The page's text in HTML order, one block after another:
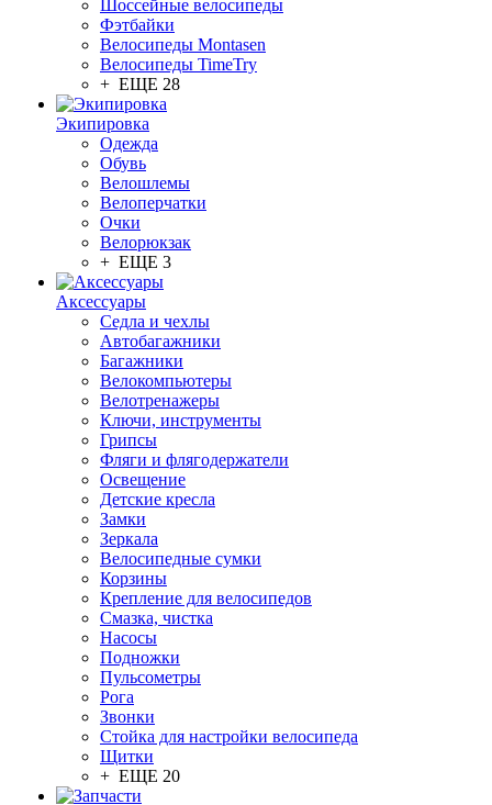
Шоссейные велосипеды
Фэтбайки
Велосипеды Montasen
Велосипеды TimeTry
+ ЕЩЕ 28
Экипировка
Одежда
Обувь
Велошлемы
Велоперчатки
Очки
Велорюкзак
+ ЕЩЕ 3
Аксессуары
Седла и чехлы
Автобагажники
Багажники
Велокомпьютеры
Велотренажеры
Ключи, инструменты
Грипсы
Фляги и флягодержатели
Освещение
Детские кресла
Замки
Зеркала
Велосипедные сумки
Корзины
Крепление для велосипедов
Смазка, чистка
Насосы
Подножки
Пульсометры
Рога
Звонки
Стойка для настройки велосипеда
Щитки
+ ЕЩЕ 20